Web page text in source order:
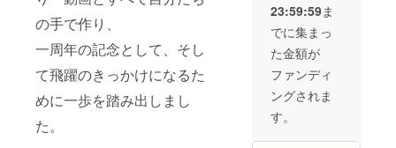
の手で作り、
一周年の記念として、そし
て飛躍のきっかけになるた
めに一歩を踏み出しまし
た。
チェキ
付き）
6/30予
定 ・お
礼動画
※支援時
に必ず
望のお
23:59:59ま
でに集まっ
た金額が
ファンディ
ングされま
す。